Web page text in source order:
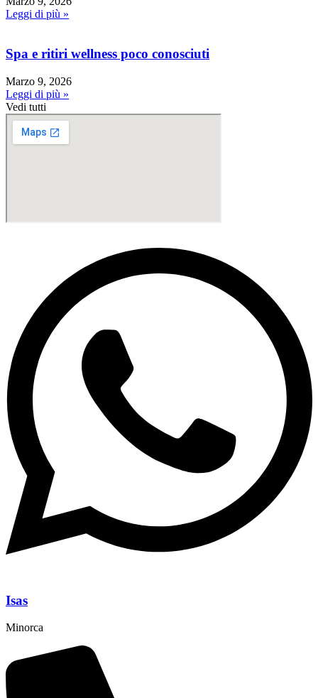
Leggi di più »
Spa e ritiri wellness poco conosciuti
Marzo 9, 2026
Leggi di più »
Vedi tutti
Isas
Minorca